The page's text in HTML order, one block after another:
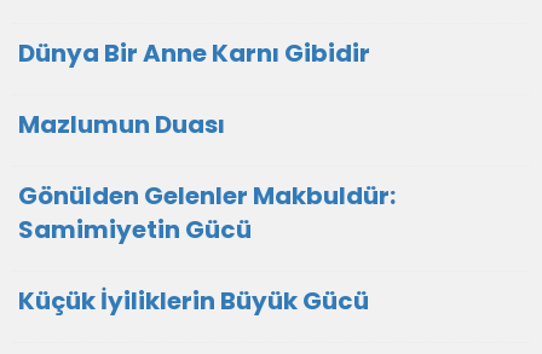
Dünya Bir Anne Karnı Gibidir
Mazlumun Duası
​Gönülden Gelenler Makbuldür:
Samimiyetin Gücü
Küçük İyiliklerin Büyük Gücü